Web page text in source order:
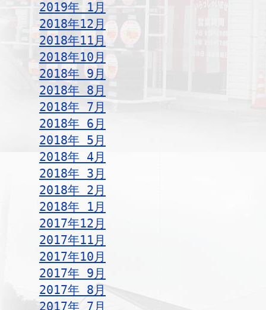
2019年 1月
2018年12月
2018年11月
2018年10月
2018年 9月
2018年 8月
2018年 7月
2018年 6月
2018年 5月
2018年 4月
2018年 3月
2018年 2月
2018年 1月
2017年12月
2017年11月
2017年10月
2017年 9月
2017年 8月
2017年 7月